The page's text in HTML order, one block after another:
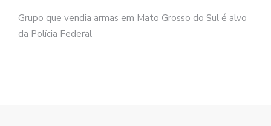
Grupo que vendia armas em Mato Grosso do Sul é alvo
da Polícia Federal